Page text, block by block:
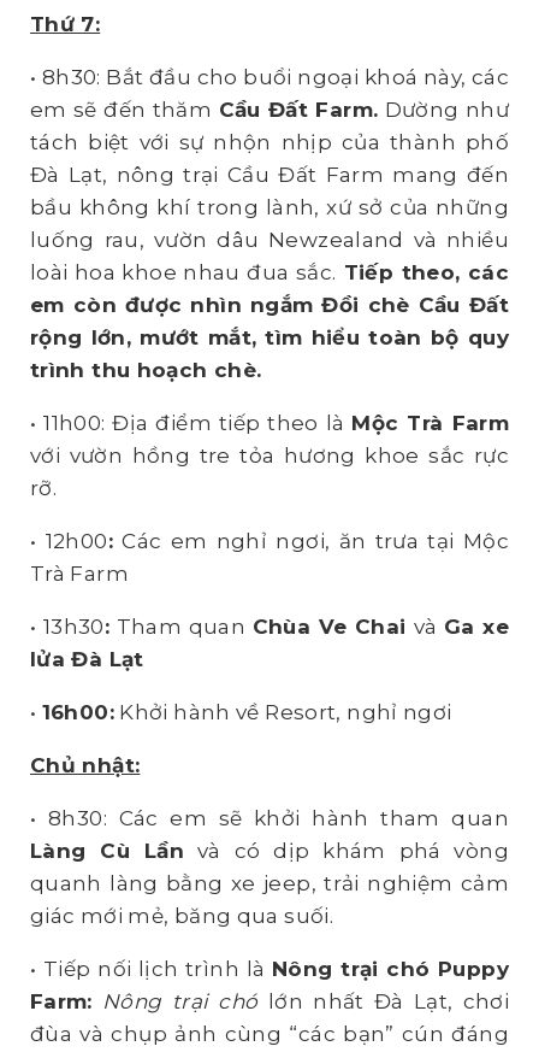
Thứ 7:
• 8h30: Bắt đầu cho buổi ngoại khoá này, các
em sẽ đến thăm Cầu Đất Farm. Dường như
tách biệt với sự nhộn nhịp của thành phố
Đà Lạt, nông trại Cầu Đất Farm mang đến
bầu không khí trong lành, xứ sở của những
luống rau, vườn dâu Newzealand và nhiều
loài hoa khoe nhau đua sắc. Tiếp theo, các
em còn được nhìn ngắm Đồi chè Cầu Đất
rộng lớn, mướt mắt, tìm hiểu toàn bộ quy
trình thu hoạch chè.
• 11h00: Địa điểm tiếp theo là Mộc Trà Farm
với vườn hồng tre tỏa hương khoe sắc rực
rỡ.
• 12h00:Các em nghỉ ngơi, ăn trưa tại Mộc
Trà Farm
• 13h30: Tham quan Chùa Ve Chai và Ga xe
lửa Đà Lạt
• 16h00: Khởi hành về Resort, nghỉ ngơi
Chủ nhật:
• 8h30: Các em sẽ khởi hành tham quan
Làng Cù Lần và có dịp khám phá vòng
quanh làng bằng xe jeep, trải nghiệm cảm
giác mới mẻ, băng qua suối.
• Tiếp nối lịch trình là Nông trại chó Puppy
Farm: Nông trại chólớn nhất Đà Lạt, chơi
đùa và chụp ảnh cùng “các bạn” cún đáng